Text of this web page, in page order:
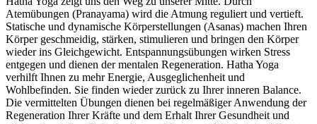
Atemübungen (Pranayama) wird die Atmung reguliert und vertieft.
Statische und dynamische Körperstellungen (Asanas) machen Ihren
Körper geschmeidig, stärken, stimulieren und bringen den Körper
wieder ins Gleichgewicht. Entspannungsübungen wirken Stress
entgegen und dienen der mentalen Regeneration. Hatha Yoga
verhilft Ihnen zu mehr Energie, Ausgeglichenheit und
Wohlbefinden. Sie finden wieder zurück zu Ihrer inneren Balance.
Die vermittelten Übungen dienen bei regelmäßiger Anwendung der
Regeneration Ihrer Kräfte und dem Erhalt Ihrer Gesundheit und